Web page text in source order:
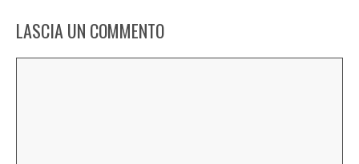
LASCIA UN COMMENTO